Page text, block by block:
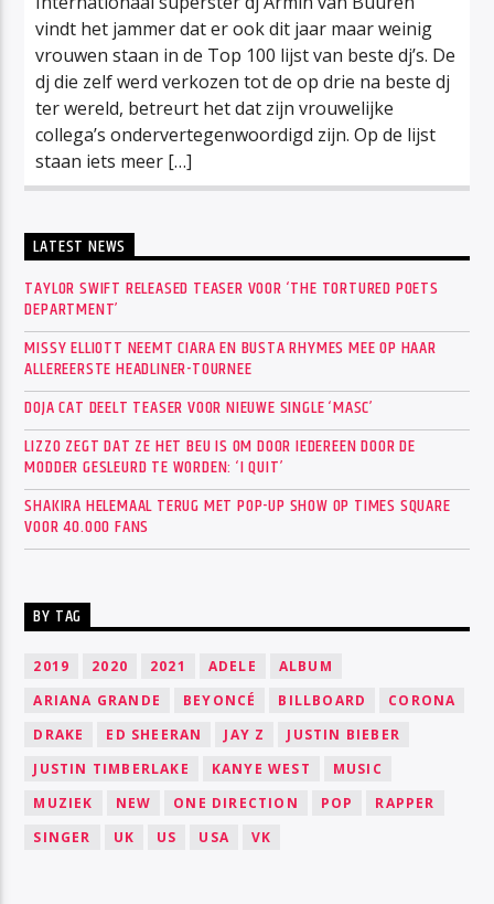
vindt het jammer dat er ook dit jaar maar weinig
vrouwen staan in de Top 100 lijst van beste dj’s. De
dj die zelf werd verkozen tot de op drie na beste dj
ter wereld, betreurt het dat zijn vrouwelijke
collega’s ondervertegenwoordigd zijn. Op de lijst
staan iets meer […]
LATEST NEWS
TAYLOR SWIFT RELEASED TEASER VOOR ‘THE TORTURED POETS
DEPARTMENT’
MISSY ELLIOTT NEEMT CIARA EN BUSTA RHYMES MEE OP HAAR
ALLEREERSTE HEADLINER-TOURNEE
DOJA CAT DEELT TEASER VOOR NIEUWE SINGLE ‘MASC’
LIZZO ZEGT DAT ZE HET BEU IS OM DOOR IEDEREEN DOOR DE
MODDER GESLEURD TE WORDEN: ‘I QUIT’
SHAKIRA HELEMAAL TERUG MET POP-UP SHOW OP TIMES SQUARE
VOOR 40.000 FANS
BY TAG
2019 2020 2021 ADELE
ALBUM
ARIANA GRANDE
BEYONCÉ BILLBOARD
CORONA
DRAKE
ED SHEERAN JAY Z
JUSTIN BIEBER
JUSTIN TIMBERLAKE
KANYE WEST
MUSIC
MUZIEK
NEW ONE DIRECTION POP
RAPPER
SINGER
UK US USA VK